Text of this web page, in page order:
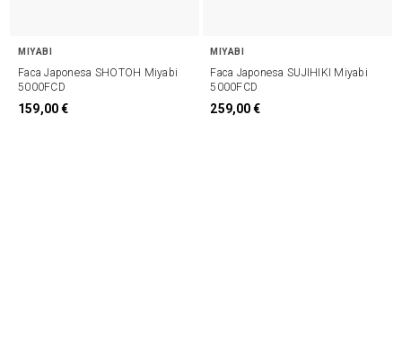
MIYABI
Faca Japonesa SHOTOH Miyabi
5000FCD
159,00 €
MIYABI
Faca Japonesa SUJIHIKI Miyabi
5000FCD
259,00 €